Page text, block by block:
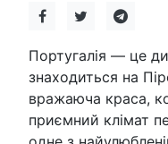
Португалія — це
знаходиться на
вражаюча краса,
приємний клімат